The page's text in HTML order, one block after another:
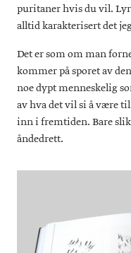
puritaner hvis du vil.
alltid karakterisert det
Det er som om man
kommer på sporet av
noe dypt menneskelig
av hva det vil si å være
inn i fremtiden. Bare
åndedrett.